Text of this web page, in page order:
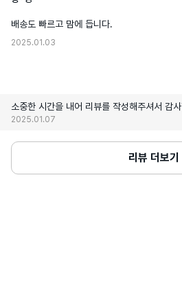
배송도 빠르고 맘에 듭니다.
2025.01.03
소중한 시간을 내어 리뷰를 작성해주셔서 감
2025.01.07
리뷰 더보기